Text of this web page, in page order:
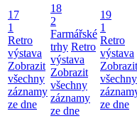
17
1
Retro
výstava
Zobrazit
všechny
záznamy
ze dne
18
2
Farmářské
trhy Retro
výstava
Zobrazit
všechny
záznamy
ze dne
19
1
Retro
výstava
Zobrazit
všechny
ze dne